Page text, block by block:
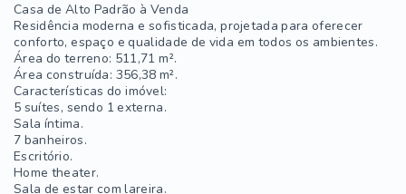
Casa de Alto Padrão à Venda
Residência moderna e sofisticada, projetada para oferecer
conforto, espaço e qualidade de vida em todos os ambientes.
Área do terreno: 511,71 m².
Área construída: 356,38 m².
Características do imóvel:
5 suítes, sendo 1 externa.
Sala íntima.
7 banheiros.
Escritório.
Home theater.
Sala de estar com lareira.